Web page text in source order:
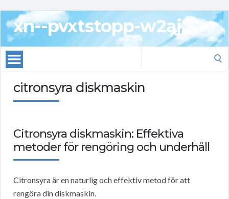
xn--pvxtstopp-w2aj
citronsyra diskmaskin
Citronsyra diskmaskin: Effektiva
metoder för rengöring och underhåll
Citronsyra är en naturlig och effektiv metod för att
rengöra din diskmaskin.